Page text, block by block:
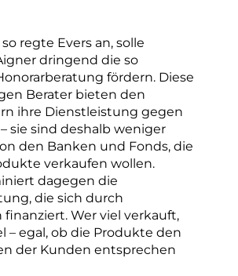
regte Evers an, solle
dringend die so
fördern. Diese
Berater bieten den
ihre Dienstleistung gegen
sie sind deshalb weniger
den Banken und Fonds, die
verkaufen wollen.
dagegen die
die sich durch
finanziert. Wer viel verkauft,
– egal, ob die Produkte den
der Kunden entsprechen